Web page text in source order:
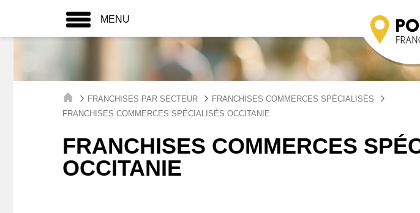
MENU
FRANCHISES PAR SECTEUR
FRANCHISES COMMERCES SPÉCIALISÉS
FRANCHISES COMMERCES SPÉCIALISÉS OCCITANIE
FRANCHISES COMMERCES
OCCITANIE